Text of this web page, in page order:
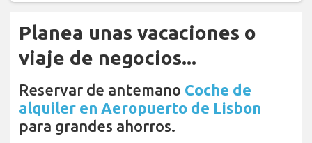
Planea unas vacaciones o
viaje de negocios...
Reservar de antemano Coche de
alquiler en Aeropuerto de Lisbon
para grandes ahorros.